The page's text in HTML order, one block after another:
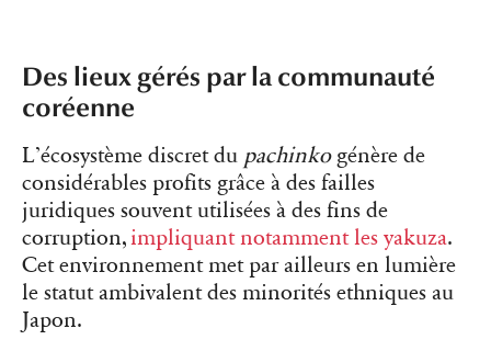
Des lieux gérés par la communauté
coréenne
L’écosystème discret du pachinkogénère de
considérables profits grâce à des failles
juridiques souvent utilisées à des fins de
corruption,impliquant notamment les yakuza.
Cet environnement met par ailleurs en lumière
le statut ambivalent des minorités ethniques au
Japon.